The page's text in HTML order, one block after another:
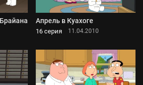
Апрель в Куахоге
16 серия 11.04.2010